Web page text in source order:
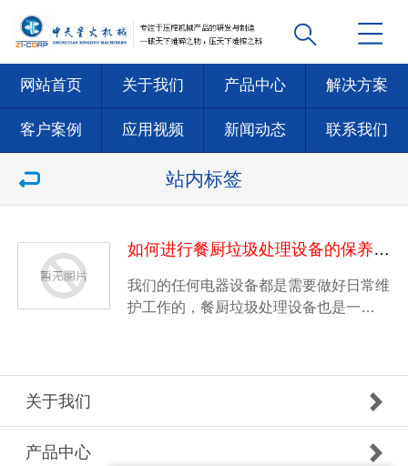
网站首页 关于我们 产品中心 解决方案
客户案例 应用视频 新闻动态 联系我们
站内标签
如何进行餐厨垃圾处理设备的保养维护工作
我们的任何电器设备都是需要做好日常维
护工作的，餐厨垃圾处理设备也是一…
关于我们
产品中心